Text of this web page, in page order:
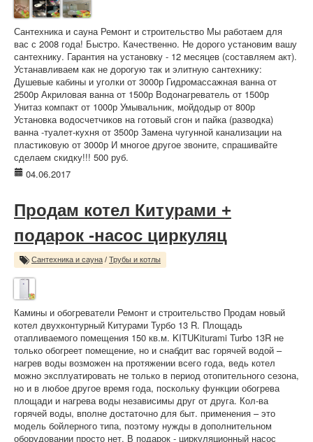
Сантехника и сауна Ремонт и строительство Мы работаем для
вас с 2008 года! Быстро. Качественно. Не дорого установим вашу
сантехнику. Гарантия на установку - 12 месяцев (составляем акт).
Устанавливаем как не дорогую так и элитную сантехнику:
Душевые кабины и уголки от 3000р Гидромассажная ванна от
2500р Акриловая ванна от 1500р Водонагреватель от 1500р
Унитаз компакт от 1000р Умывальник, мойдодыр от 800р
Установка водосчетчиков на готовый сгон и пайка (разводка)
ванна -туалет-кухня от 3500р Замена чугунной канализации на
пластиковую от 3000р И многое другое звоните, спрашивайте
сделаем скидку!!! 500 руб.
04.06.2017
Продам котел Китурами +
подарок -насос циркуляц
Сантехника и сауна / Трубы и котлы
Камины и обогреватели Ремонт и строительство Продам новый
котел двухконтурный Китурами Турбо 13 R. Площадь
отапливаемого помещения 150 кв.м. KITUKiturami Turbo 13R не
только обогреет помещение, но и снабдит вас горячей водой –
нагрев воды возможен на протяжении всего года, ведь котел
можно эксплуатировать не только в период отопительного сезона,
но и в любое другое время года, поскольку функции обогрева
площади и нагрева воды независимы друг от друга. Кол-ва
горячей воды, вполне достаточно для быт. применения – это
модель бойлерного типа, поэтому нужды в дополнительном
оборудовании просто нет. В подарок - циркуляционный насос